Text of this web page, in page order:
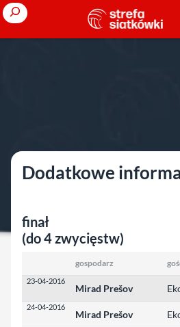
Przejdź
do
treści
Search
Dodatkowe
finał
(do 4 zwycięstw)
gospodarz
23-04-2016
Mirad Prešov
24-04-2016
Mirad Prešov